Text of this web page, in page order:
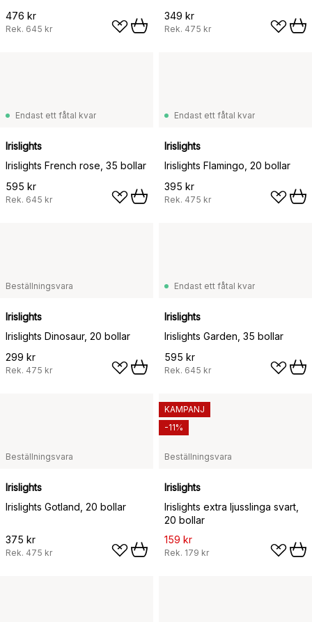
476 kr
Rek. 645 kr
349 kr
Rek. 475 kr
Endast ett fåtal kvar
Irislights
Irislights French rose, 35 bollar
595 kr
Rek. 645 kr
Endast ett fåtal kvar
Irislights
Irislights Flamingo, 20 bollar
395 kr
Rek. 475 kr
Beställningsvara
Irislights
Irislights Dinosaur, 20 bollar
299 kr
Rek. 475 kr
Endast ett fåtal kvar
Irislights
Irislights Garden, 35 bollar
595 kr
Rek. 645 kr
Beställningsvara
Irislights
Irislights Gotland, 20 bollar
375 kr
Rek. 475 kr
Beställningsvara
Irislights
Irislights extra ljusslinga svart,
20 bollar
159 kr
Rek. 179 kr
KAMPANJ
-11%